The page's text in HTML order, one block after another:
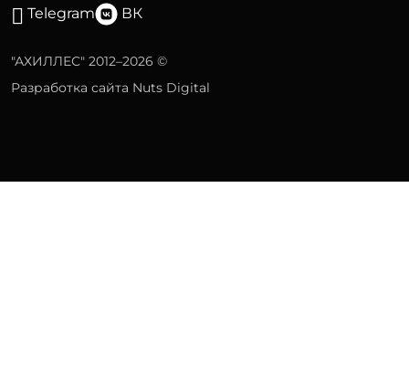
Telegram ВК
"АХИЛЛЕС" 2012–2026 ©
Разработка сайта Nuts Digital